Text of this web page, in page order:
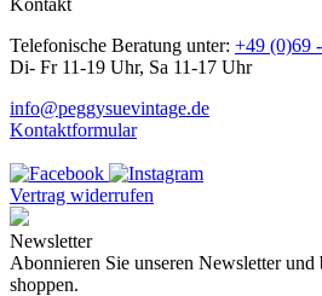
Telefonische Beratung unter: +49 (0)69
Di- Fr 11-19 Uhr, Sa 11-17 Uhr
info@peggysuevintage.de
Kontaktformular
Vertrag widerrufen
Newsletter
Abonnieren Sie unseren Newsletter
shoppen.